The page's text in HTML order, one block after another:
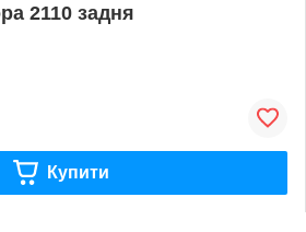
2110 задня
Купити